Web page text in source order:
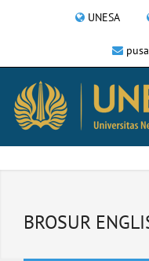
UNESA
BROSUR